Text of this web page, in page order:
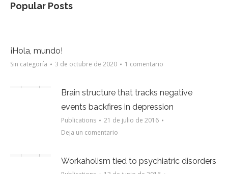
Popular Posts
¡Hola, mundo!
Sin categoría 3 de octubre de 2020 1 comentario
Brain structure that tracks negative
events backfires in depression
Publications
21 de julio de 2016
Deja un comentario
Workaholism tied to psychiatric disorders